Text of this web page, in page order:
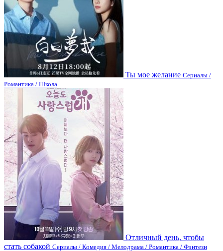
Ты мое желание Сериалы /
Романтика / Школа
Отличный день, чтобы
стать собакой Сериалы / Комедия / Мелодрама / Романтика / Фэнтези